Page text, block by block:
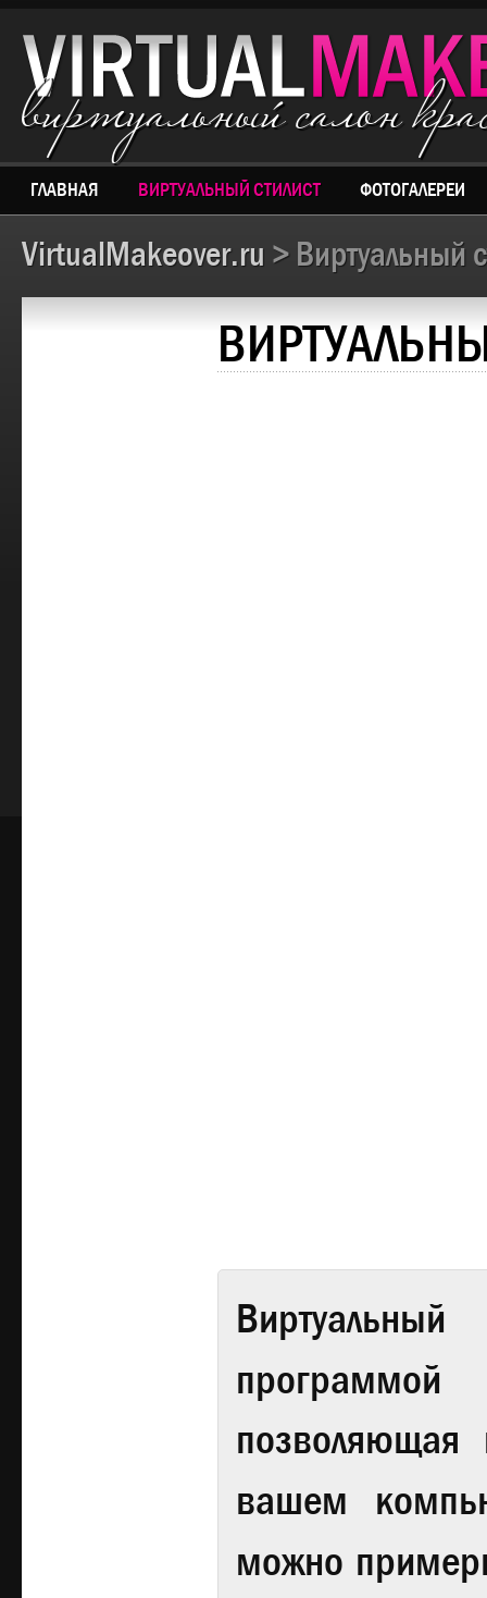
виртуальный салон
ГЛАВНАЯ ВИРТУАЛЬНЫЙ СТИЛИСТ ФОТОГАЛЕРЕИ
VirtualMakeover.ru > Виртуальный
Виртуальный
вашем
можно